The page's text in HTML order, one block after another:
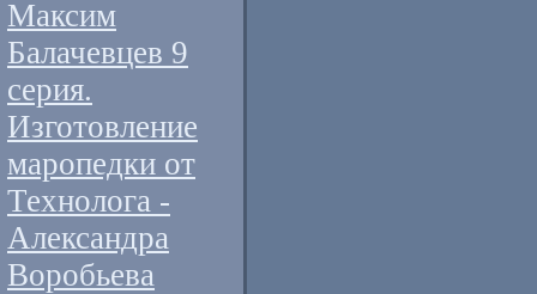
Максим
Балачевцев 9
серия.
Изготовление
маропедки от
Технолога -
Александра
Воробьева